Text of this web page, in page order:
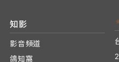
知影
影音頻道
鴿知窩